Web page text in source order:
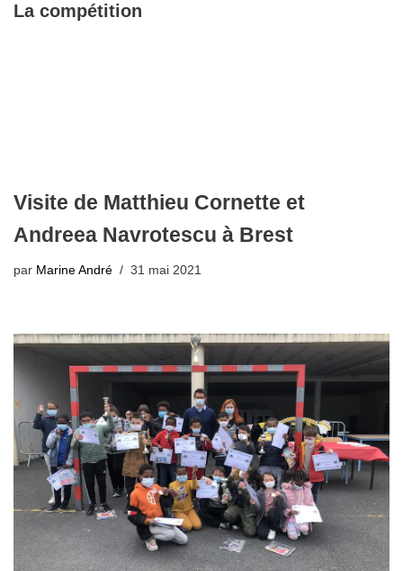
La compétition
Visite de Matthieu Cornette et
Andreea Navrotescu à Brest
par Marine André 31 mai 2021